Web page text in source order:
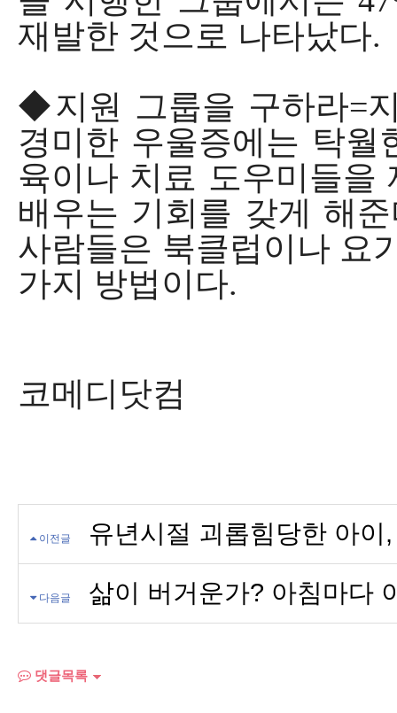
재발한 것으로 나타났다.
◆지원 그룹을 구하라=
경미한 우울증에는 탁
육이나 치료 도우미들을
배우는 기회를 갖게 해
사람들은 북클럽이나 요
가지 방법이다.
코메디닷컴
이전글 유년시절 괴롭힘당한 아
다음글 삶이 버거운가? 아침마다
댓글목록